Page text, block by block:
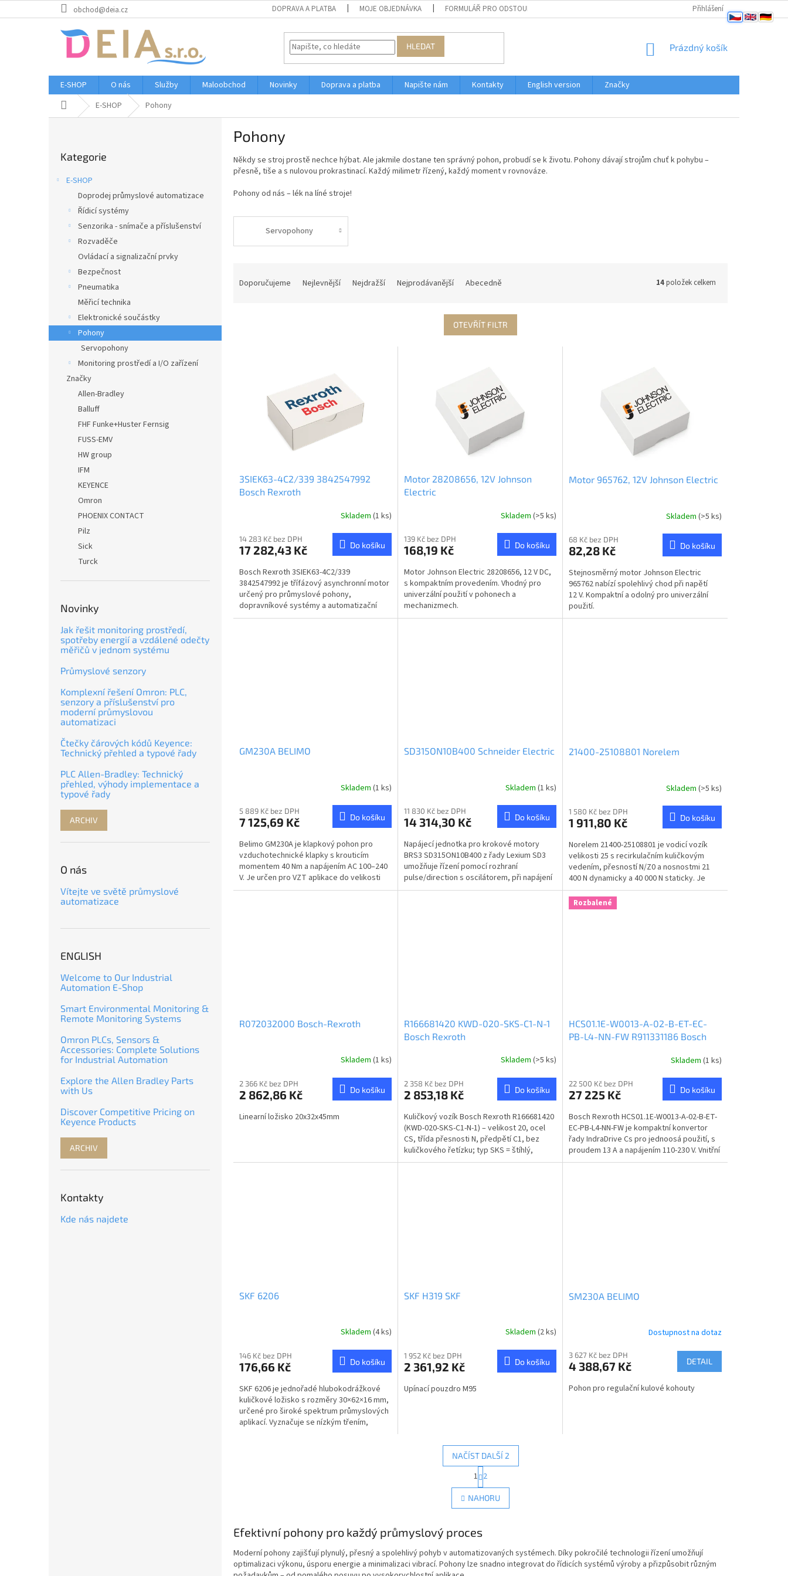
na
obchod@deia.cz DOPRAVA A PLATBA MOJE OBJEDNÁVKA FORMULÁŘ PRO ODSTOUPENÍ OD SMLOUVY PODMÍNKY OCHRANY
Přihlášení
HLEDAT
NÁKUPNÍ
Prázdný košík
E-SHOP O nás Služby Maloobchod Novinky Doprava a platba Napište nám Kontakty English version
Značky
Domů E-SHOP Pohony
kategorie
Kategorie
E-SHOP
Doprodej průmyslové automatizace
Řídicí systémy
Senzorika - snímače a příslušenství
Rozvaděče
Ovládací a signalizační prvky
Bezpečnost
Pneumatika
Měřicí technika
Elektronické součástky
Pohony
Servopohony
Monitoring prostředí a I/O zařízení
Značky
Allen-Bradley
Balluff
FHF Funke+Huster Fernsig
FUSS-EMV
HW group
IFM
KEYENCE
Omron
PHOENIX CONTACT
Pilz
Sick
Turck
Novinky
Jak řešit monitoring prostředí,
spotřeby energií a vzdálené odečty
měřičů v jednom systému
Průmyslové senzory
Komplexní řešení Omron: PLC,
senzory a příslušenství pro
moderní průmyslovou
automatizaci
Čtečky čárových kódů Keyence:
Technický přehled a typové řady
PLC Allen-Bradley: Technický
přehled, výhody implementace a
typové řady
ARCHIV
O nás
Vítejte ve světě průmyslové
automatizace
ENGLISH
Welcome to Our Industrial
Automation E-Shop
Smart Environmental Monitoring &
Remote Monitoring Systems
Omron PLCs, Sensors &
Accessories: Complete Solutions
for Industrial Automation
Explore the Allen Bradley Parts
with Us
Discover Competitive Pricing on
Keyence Products
ARCHIV
Kontakty
Kde nás najdete
Pohony
Někdy se stroj prostě nechce hýbat. Ale jakmile dostane ten správný pohon, probudí se k životu. Pohony dávají strojům chuť k pohybu –
přesně, tiše a s nulovou prokrastinací. Každý milimetr řízený, každý moment v rovnováze.
Pohony od nás – lék na líné stroje!
Servopohony
Doporučujeme Nejlevnější Nejdražší Nejprodávanější Abecedně 14položek celkem
OTEVŘÍT FILTR
3SIEK63-4C2/339 3842547992
Bosch Rexroth
Skladem (1 ks)
14 283 Kč bez DPH
17 282,43 Kč Do košíku
Bosch Rexroth 3SIEK63-4C2/339
3842547992 je třífázový asynchronní motor
určený pro průmyslové pohony,
dopravníkové systémy a automatizační
aplikace. Motor nabízí výkon 0,25 kW...
Motor 28208656, 12V Johnson
Electric
Skladem (>5 ks)
139 Kč bez DPH
168,19 Kč Do košíku
Motor Johnson Electric 28208656, 12 V DC,
s kompaktním provedením. Vhodný pro
univerzální použití v pohonech a
mechanizmech.
Motor 965762, 12V Johnson Electric
Skladem (>5 ks)
68 Kč bez DPH
82,28 Kč Do košíku
Stejnosměrný motor Johnson Electric
965762 nabízí spolehlivý chod při napětí
12 V. Kompaktní a odolný pro univerzální
použití.
GM230A BELIMO
Skladem (1 ks)
5 889 Kč bez DPH
7 125,69 Kč Do košíku
Belimo GM230A je klapkový pohon pro
vzduchotechnické klapky s krouticím
momentem 40 Nm a napájením AC 100–240
V. Je určen pro VZT aplikace do velikosti
klapek cca 8 m² a...
SD315ON10B400 Schneider Electric
Skladem (1 ks)
11 830 Kč bez DPH
14 314,30 Kč Do košíku
Napájecí jednotka pro krokové motory
BRS3 SD315ON10B400 z řady Lexium SD3
umožňuje řízení pomocí rozhraní
pulse/direction s oscilátorem, při napájení
24–48 V DC a výstupním...
21400-25108801 Norelem
Skladem (>5 ks)
1 580 Kč bez DPH
1 911,80 Kč Do košíku
Norelem 21400-25108801 je vodicí vozík
velikosti 25 s recirkulačním kuličkovým
vedením, přesností N/Z0 a nosnostmi 21
400 N dynamicky a 40 000 N staticky. Je
vhodný pro přesné...
R072032000 Bosch-Rexroth
Skladem (1 ks)
2 366 Kč bez DPH
2 862,86 Kč Do košíku
Linearní ložisko 20x32x45mm
R166681420 KWD-020-SKS-C1-N-1
Bosch Rexroth
Skladem (>5 ks)
2 358 Kč bez DPH
2 853,18 Kč Do košíku
Kuličkový vozík Bosch Rexroth R166681420
(KWD-020-SKS-C1-N-1) – velikost 20, ocel
CS, třída přesnosti N, předpětí C1, bez
kuličkového řetízku; typ SKS = štíhlý,
krátký,...
Rozbalené
HCS01.1E-W0013-A-02-B-ET-EC-
PB-L4-NN-FW R911331186 Bosch
Skladem (1 ks)
22 500 Kč bez DPH
27 225 Kč Do košíku
Bosch Rexroth HCS01.1E-W0013-A-02-B-ET-
EC-PB-L4-NN-FW je kompaktní konvertor
řady IndraDrive Cs pro jednoosá použití, s
proudem 13 A a napájením 110-230 V. Vnitřní
vzduchové...
SKF 6206
Skladem (4 ks)
146 Kč bez DPH
176,66 Kč Do košíku
SKF 6206 je jednořadé hlubokodrážkové
kuličkové ložisko s rozměry 30×62×16 mm,
určené pro široké spektrum průmyslových
aplikací. Vyznačuje se nízkým třením,
SKF H319 SKF
Skladem (2 ks)
1 952 Kč bez DPH
2 361,92 Kč Do košíku
Upínací pouzdro M95
SM230A BELIMO
Dostupnost na dotaz
3 627 Kč bez DPH
4 388,67 Kč DETAIL
Pohon pro regulační kulové kohouty
O
v
l
a
í
p
NAČÍST DALŠÍ 2
S
t
r
á
n
o
v
á
n
í
1 2
NAHORU
Efektivní pohony pro každý průmyslový proces
Moderní pohony zajišťují plynulý, přesný a spolehlivý pohyb v automatizovaných systémech. Díky pokročilé technologii řízení umožňují
optimalizaci výkonu, úsporu energie a minimalizaci vibrací. Pohony lze snadno integrovat do řídicích systémů výroby a přizpůsobit různým